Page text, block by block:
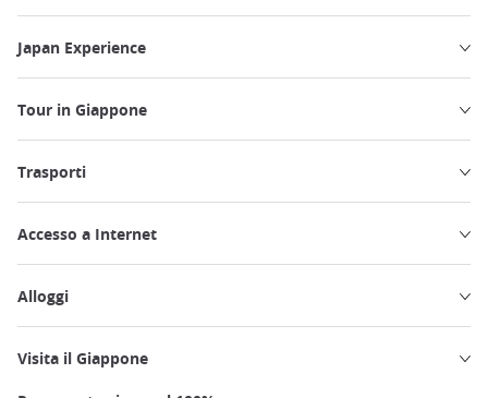
Japan Experience
Tour in Giappone
Trasporti
Accesso a Internet
Alloggi
Visita il Giappone